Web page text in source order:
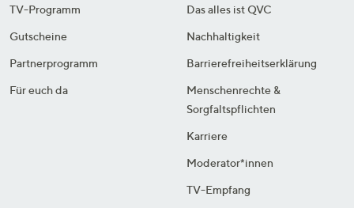
TV-Programm
Gutscheine
Partnerprogramm
Für euch da
Das alles ist QVC
Nachhaltigkeit
Barrierefreiheitserklärung
Menschenrechte &
Sorgfaltspflichten
Karriere
Moderator*innen
TV-Empfang